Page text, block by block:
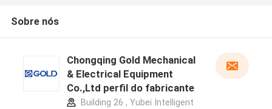
Sobre nós
Chongqing Gold Mechanical
& Electrical Equipment
Co.,Ltd perfil do fabricante
Building 26 , Yubei Intelligent